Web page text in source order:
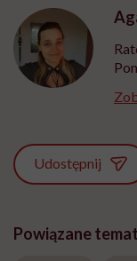
Udostępnij
Powiązane